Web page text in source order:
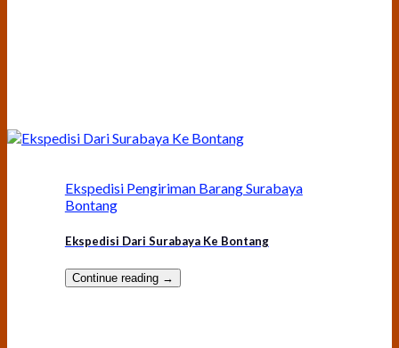
Ekspedisi Pengiriman Barang Surabaya
Bontang
Ekspedisi Dari Surabaya Ke Bontang
Continue reading →